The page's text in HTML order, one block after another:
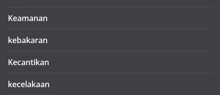
Keamanan
kebakaran
Kecantikan
kecelakaan